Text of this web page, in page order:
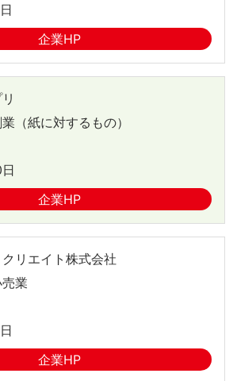
企業HP
（紙に対するもの）
企業HP
リエイト株式会社
業
企業HP